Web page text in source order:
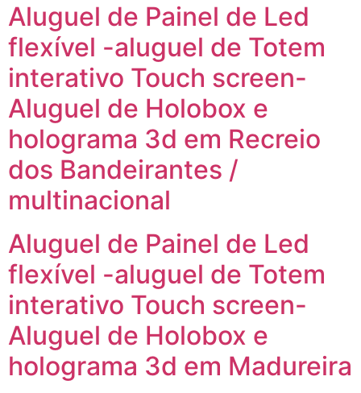
Aluguel de Painel de Led
flexível -aluguel de Totem
interativo Touch screen-
Aluguel de Holobox e
holograma 3d em Recreio
dos Bandeirantes /
multinacional
Aluguel de Painel de Led
flexível -aluguel de Totem
interativo Touch screen-
Aluguel de Holobox e
holograma 3d em Madureira